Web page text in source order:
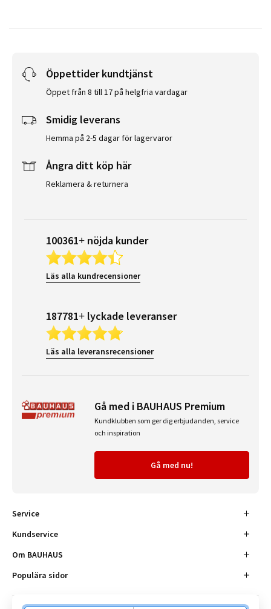
Öppettider kundtjänst
Öppet från 8 till 17 på helgfria vardagar
Smidig leverans
Hemma på 2-5 dagar för lagervaror
Ångra ditt köp här
Reklamera & returnera
100361+ nöjda kunder
Läs alla kundrecensioner
187781+ lyckade leveranser
Läs alla leveransrecensioner
Gå med i BAUHAUS Premium
Kundklubben som ger dig erbjudanden, service
och inspiration
Gå med nu!
Service
Kundservice
Om BAUHAUS
Populära sidor